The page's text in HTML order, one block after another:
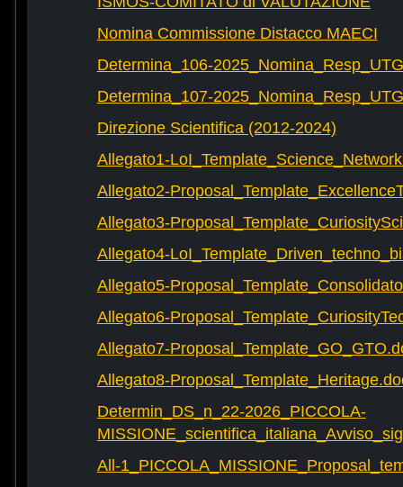
Nomina Commissione Distacco MAECI
Determina_106-
Determina_107-
Direzione Scientifica (2012-2024)
Allegato1-
Allegato2-
Allegato3-
Allegato4-
Allegato5-
Allegato6-
Allegato7-
Allegato8-
Determin_DS_n_22-2026_PICCOLA-
All-